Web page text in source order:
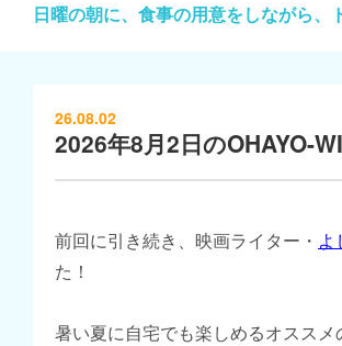
日曜の朝に、食事の用意をしながら
26.08.02
2026年8月2日のOHAYO-
前回に引き続き、映画ライター・ よ
た！
暑い夏に自宅でも楽しめるオスス